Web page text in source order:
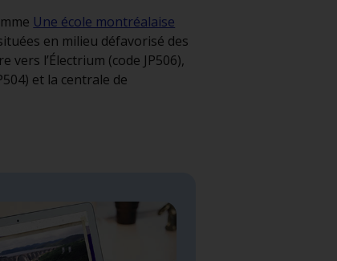
Une école montréalaise
en milieu défavorisé des
l’Électrium (code JP506),
et la centrale de